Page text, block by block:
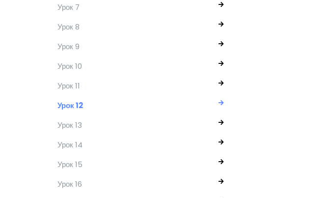
Урок 7
Урок 8
Урок 9
Урок 10
Урок 11
Урок 12
Урок 13
Урок 14
Урок 15
Урок 16